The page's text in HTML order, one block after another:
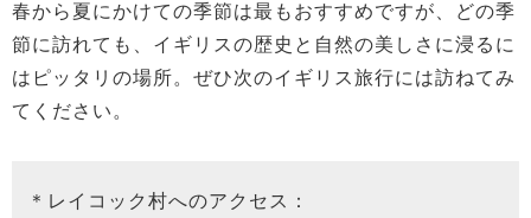
春から夏にかけての季節は最もおすすめですが、どの季
節に訪れても、イギリスの歴史と自然の美しさに浸るに
はピッタリの場所。ぜひ次のイギリス旅行には訪ねてみ
てください。
＊レイコック村へのアクセス：